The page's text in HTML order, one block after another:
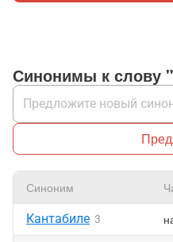
Синонимы к слову
Синоним
Кантабиле 3